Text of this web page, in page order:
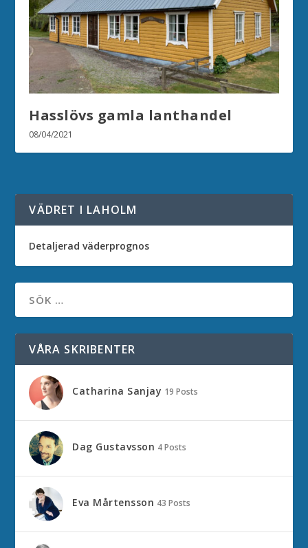
Hasslövs gamla lanthandel
08/04/2021
VÄDRET I LAHOLM
Detaljerad väderprognos
VÅRA SKRIBENTER
Catharina Sanjay 19 Posts
Dag Gustavsson 4 Posts
Eva Mårtensson 43 Posts